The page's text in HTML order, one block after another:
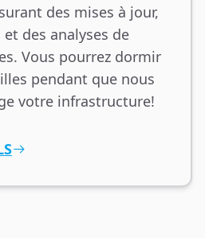
des mises à jour,
des analyses de
Vous pourrez dormir
pendant que nous
votre infrastructure!